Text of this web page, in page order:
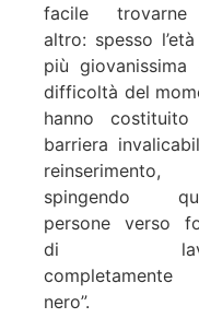
facile
altro: spesso
più
difficoltà del
hanno costituito
barriera
reinserimento,
spingendo
persone verso
di
nero”.